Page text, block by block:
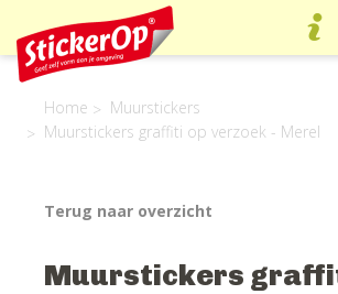
Home
Muurstickers
Muurstickers graffiti op verzoek - Merel
Terug naar overzicht
Muurstickers